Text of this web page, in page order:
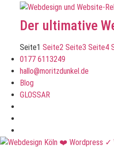
Der ultimative
Seite1 Seite2 Seite3 Seite4
0177 6113249
hallo@moritzdunkel.de
Blog
GLOSSAR